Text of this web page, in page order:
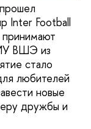
Inter Football
ВШЭ из
стало
любителей
новые
дружбы и